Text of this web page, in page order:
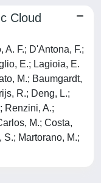
Cloud
A. F.; D'Antona, F.;
E.; Lagioia, E.
M.; Baumgardt,
R.; Deng, L.;
Renzini, A.;
M.; Costa,
Martorano, M.;